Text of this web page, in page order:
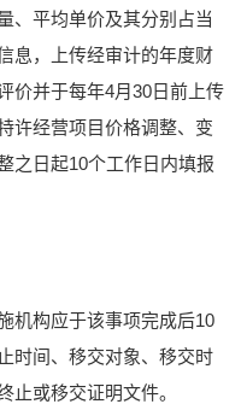
、平均单价及其分别占当
息，上传经审计的年度财
价并于每年4月30日前上传
许经营项目价格调整、变
之日起10个工作日内填报
机构应于该事项完成后10
时间、移交对象、移交时
止或移交证明文件。